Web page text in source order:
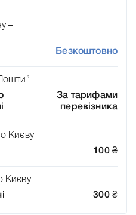
–
Безкоштовно
За тарифами
перевізника
Києву
100 ₴
Києву
300 ₴